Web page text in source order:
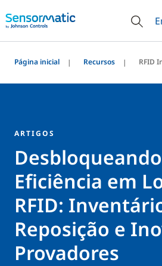
Página inicial Recursos RFID
ARTIGOS
Eficiência em
RFID:
Reposição e
Provadores